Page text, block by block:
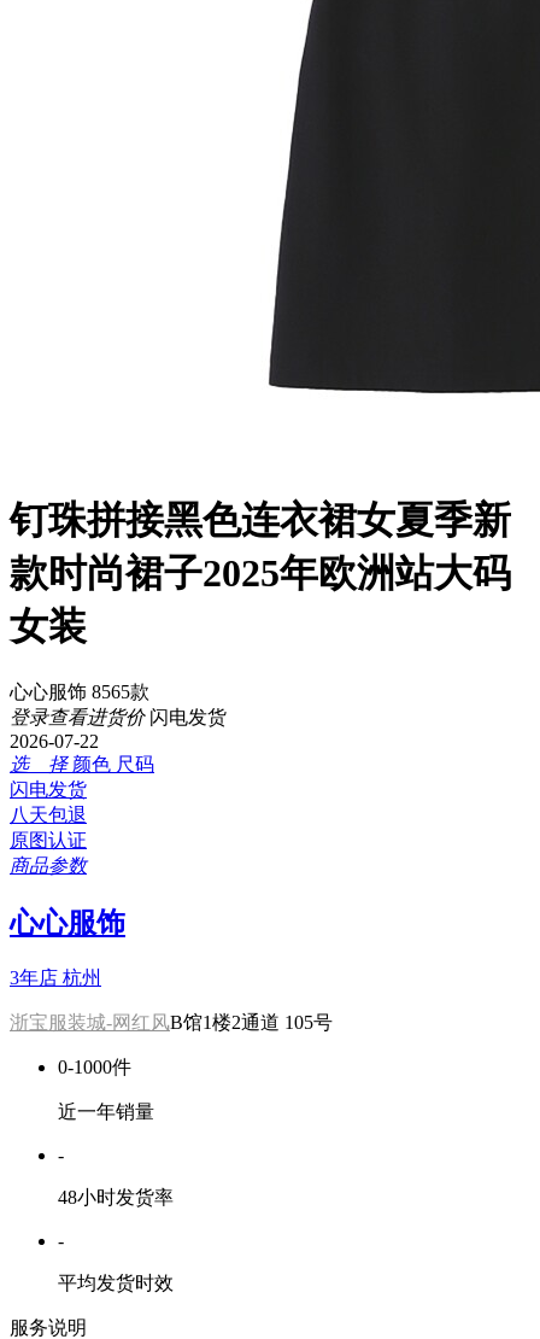
钉珠拼接黑色连衣裙女夏季新
款时尚裙子2025年欧洲站大码
女装
心心服饰 8565款
登录查看进货价 闪电发货
2026-07-22
选 择 颜色 尺码
闪电发货
八天包退
原图认证
商品参数
心心服饰
3年店 杭州
浙宝服装城-网红风B馆1楼2通道 105号
0-1000件
近一年销量
-
48小时发货率
-
平均发货时效
服务说明